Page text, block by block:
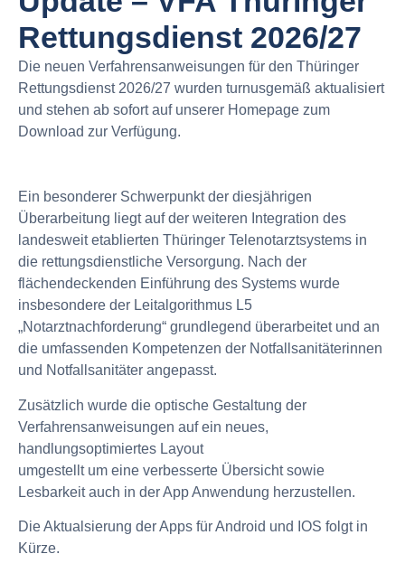
Rettungsdienst 2026/27
Die neuen Verfahrensanweisungen für den Thüringer
Rettungsdienst 2026/27 wurden turnusgemäß aktualisiert
und stehen ab sofort auf unserer Homepage zum
Download zur Verfügung.
Ein besonderer Schwerpunkt der diesjährigen
Überarbeitung liegt auf der weiteren Integration des
landesweit etablierten Thüringer Telenotarztsystems in
die rettungsdienstliche Versorgung. Nach der
flächendeckenden Einführung des Systems wurde
insbesondere der Leitalgorithmus L5
„Notarztnachforderung“ grundlegend überarbeitet und an
die umfassenden Kompetenzen der Notfallsanitäterinnen
und Notfallsanitäter angepasst.
Zusätzlich wurde die optische Gestaltung der
Verfahrensanweisungen auf ein neues,
handlungsoptimiertes Layout
umgestellt um eine verbesserte Übersicht sowie
Lesbarkeit auch in der App Anwendung herzustellen.
Die Aktualsierung der Apps für Android und IOS folgt in
Kürze.